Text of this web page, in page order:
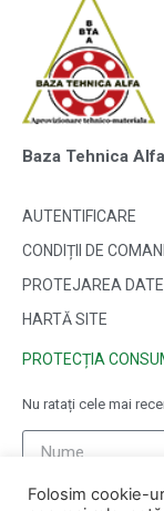
Baza Tehnica
AUTENTIFICARE
CONDIȚII DE
PROTEJAREA
HARTĂ SITE
PROTECȚIA
Nu ratați cele mai
Folosim cookie-